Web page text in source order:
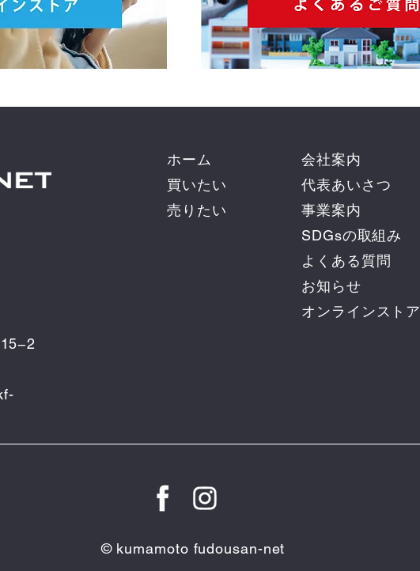
ホーム
買いたい
売りたい
会社案内
代表あいさつ
事業案内
SDGsの取組み
よくある質問
お知らせ
オンラインストア
© kumamoto fudousan-net